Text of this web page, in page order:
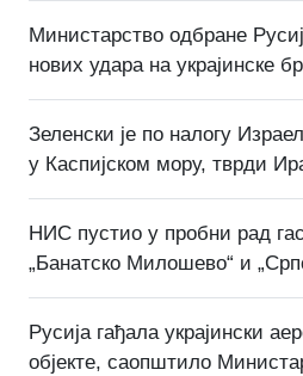
Министарство одбране
нових удара на украјинске
Зеленски је по налогу
у Каспијском мору, тврди
НИС пустио у пробни рад
„Банатско Милошево“ и
Русија гађала украјински
објекте, саопштило